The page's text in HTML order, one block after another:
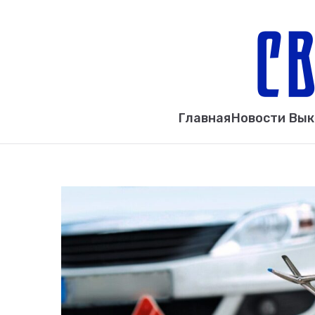
ГлавнаяНовости